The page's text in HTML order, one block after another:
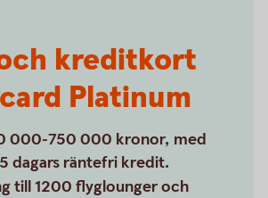
kreditkort
Platinum
000-750 000 kronor, med
dagars räntefri kredit.
till 1200 flyglounger och